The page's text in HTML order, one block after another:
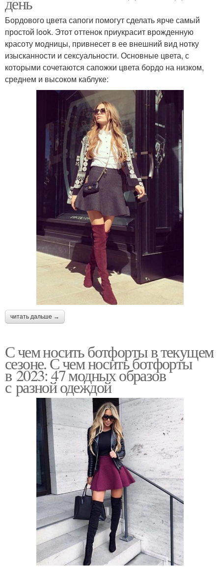
Бордового цвета сапоги помогут сделать ярче самый
простой look. Этот оттенок приукрасит врожденную
красоту модницы, привнесет в ее внешний вид нотку
изысканности и сексуальности. Основные цвета, с
которыми сочетаются сапожки цвета бордо на низком,
среднем и высоком каблуке:
читать дальше →
С чем носить ботфорты в текущем
сезоне. С чем носить ботфорты
в 2023: 47 модных образов
с разной одеждой